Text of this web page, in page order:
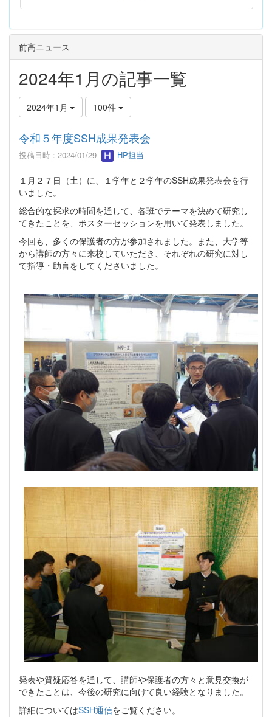
前高ニュース
2024年1月の記事一覧
2024年1月 100件
令和５年度SSH成果発表会
投稿日時 : 2024/01/29 HP担当
１月２７日（土）に、１学年と２学年のSSH成果発表会を行
いました。
総合的な探求の時間を通して、各班でテーマを決めて研究し
てきたことを、ポスターセッションを用いて発表しました。
今回も、多くの保護者の方が参加されました。また、大学等
から講師の方々に来校していただき、それぞれの研究に対し
て指導・助言をしてくださいました。
発表や質疑応答を通して、講師や保護者の方々と意見交換が
できたことは、今後の研究に向けて良い経験となりました。
詳細についてはSSH通信をご覧ください。